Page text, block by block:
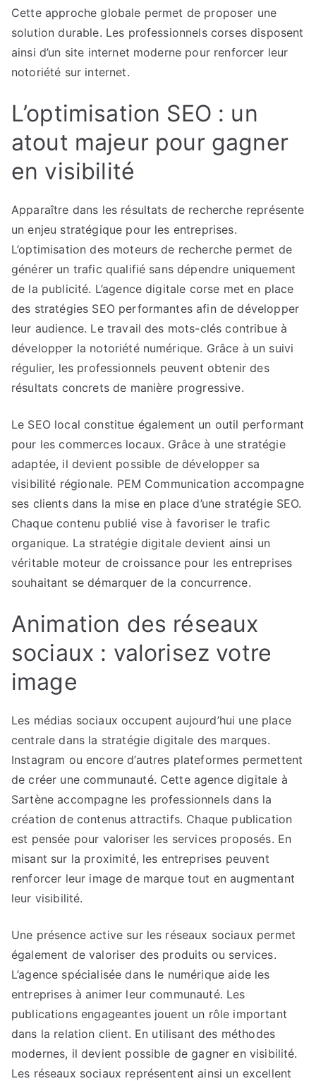
Cette approche globale permet de proposer une
solution durable. Les professionnels corses disposent
ainsi d’un site internet moderne pour renforcer leur
notoriété sur internet.
L’optimisation SEO : un
atout majeur pour gagner
en visibilité
Apparaître dans les résultats de recherche représente
un enjeu stratégique pour les entreprises.
L’optimisation des moteurs de recherche permet de
générer un trafic qualifié sans dépendre uniquement
de la publicité. L’agence digitale corse met en place
des stratégies SEO performantes afin de développer
leur audience. Le travail des mots-clés contribue à
développer la notoriété numérique. Grâce à un suivi
régulier, les professionnels peuvent obtenir des
résultats concrets de manière progressive.
Le SEO local constitue également un outil performant
pour les commerces locaux. Grâce à une stratégie
adaptée, il devient possible de développer sa
visibilité régionale. PEM Communication accompagne
ses clients dans la mise en place d’une stratégie SEO.
Chaque contenu publié vise à favoriser le trafic
organique. La stratégie digitale devient ainsi un
véritable moteur de croissance pour les entreprises
souhaitant se démarquer de la concurrence.
Animation des réseaux
sociaux : valorisez votre
image
Les médias sociaux occupent aujourd’hui une place
centrale dans la stratégie digitale des marques.
Instagram ou encore d’autres plateformes permettent
de créer une communauté. Cette agence digitale à
Sartène accompagne les professionnels dans la
création de contenus attractifs. Chaque publication
est pensée pour valoriser les services proposés. En
misant sur la proximité, les entreprises peuvent
renforcer leur image de marque tout en augmentant
leur visibilité.
Une présence active sur les réseaux sociaux permet
également de valoriser des produits ou services.
L’agence spécialisée dans le numérique aide les
entreprises à animer leur communauté. Les
publications engageantes jouent un rôle important
dans la relation client. En utilisant des méthodes
modernes, il devient possible de gagner en visibilité.
Les réseaux sociaux représentent ainsi un excellent